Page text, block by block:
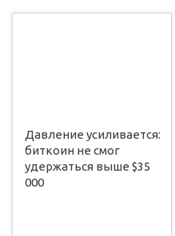
Давление усиливается:
биткоин не смог
удержаться выше $35
000